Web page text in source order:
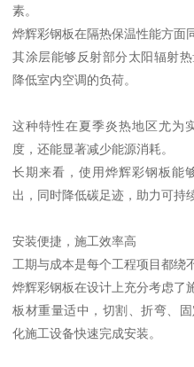
素。
烨辉彩钢板在隔热保温性能方面
其涂层能够反射部分太阳辐射
降低室内空调的负荷。
这种特性在夏季炎热地区尤为
度，还能显著减少能源消耗。
长期来看，使用烨辉彩钢板能
出，同时降低碳足迹，助力可持
安装便捷，施工效率高
工期与成本是每个工程项目都绕
烨辉彩钢板在设计上充分考虑了
板材重量适中，切割、折弯、
化施工设备快速完成安装。